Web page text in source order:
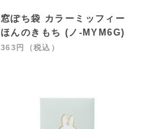
窓ぽち袋 カラーミッフィー
ほんのきもち (ノ-MYM6G)
363円（税込）